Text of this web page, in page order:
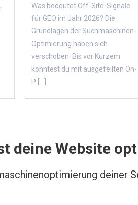
Was bedeutet Off-Site-Signale
für GEO im Jahr 2026? Die
Grundlagen der Suchmaschinen-
Optimierung haben sich
verschoben. Bis vor Kurzem
konntest du mit ausgefeilten On-
P [...]
deine Website
deiner